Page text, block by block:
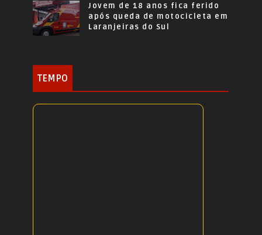
Jovem de 18 anos fica ferido
após queda de motocicleta em
Laranjeiras do Sul
TEMPO